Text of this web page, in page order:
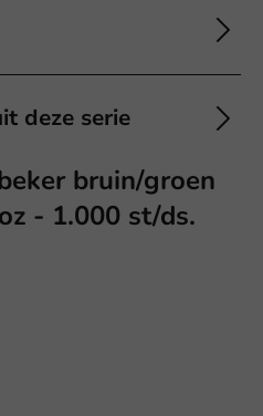
deze serie
bruin/groen
- 1.000 st/ds.